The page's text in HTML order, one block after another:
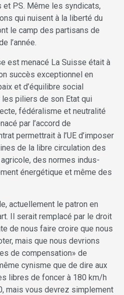
et PS. Même les syndicats,
qui nuisent à la liberté du
le camp des partisans de
l’année.
est menacé La Suisse était à
succès exceptionnel en
et d’équilibre social
les piliers de son Etat qui
fédéralisme et neutralité
par l’accord de
permettrait à l’UE d’imposer
de la libre circulation des
des normes indus­
énergétique et même des
actuellement le patron en
Il serait remplacé par le droit
de nous faire croire que nous
mais que nous devrions
de compensation» de
cynisme que de dire aux
libres de foncer à 180 km/h
mais vous devrez simplement